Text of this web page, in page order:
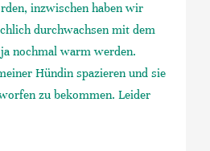
inzwischen haben wir
durchwachsen mit dem
nochmal warm werden.
Hündin spazieren und sie
zu bekommen. Leider